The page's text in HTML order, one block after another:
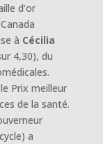
d’or
à Cécilia
4,30), du
Prix meilleur
de la santé.
a